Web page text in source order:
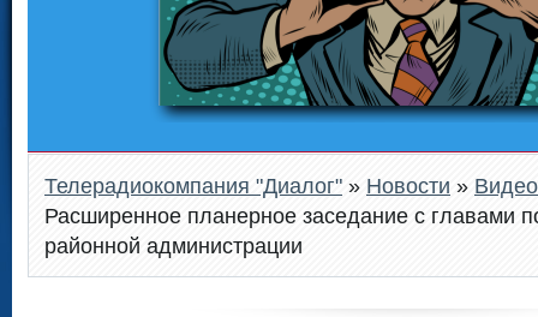
Телерадиокомпания "Диалог" » Новости »
Расширенное планерное заседание с главами
районной администрации